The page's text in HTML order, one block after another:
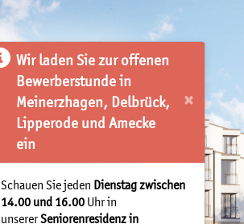
Wir laden Sie zur offenen
Bewerberstunde in
Meinerzhagen, Delbrück,
Lipperode und Amecke
ein
×
Schauen Sie jeden Dienstag zwischen
14.00 und 16.00 Uhr in
unsererSeniorenresidenz in